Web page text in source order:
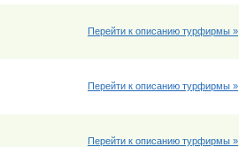
Перейти к описанию турфирмы »
Перейти к описанию турфирмы »
Перейти к описанию турфирмы »